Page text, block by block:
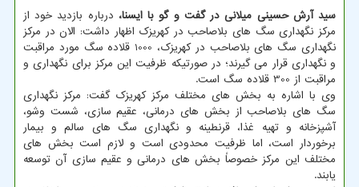
سید آرش حسینی میلانی در گفت و گو با ایسنا، درباره بازدید خود از
مرکز نگهداری سگ های بلاصاحب در کهریزک اظهار داشت: الان در مرکز
نگهداری سگ های بلاصاحب در کهریزک، 1000 قلاده سگ مورد مراقبت
و نگهداری قرار می گیرند؛ در صورتیکه ظرفیت این مرکز برای نگهداری و
مراقبت از 300 قلاده سگ است.
وی با اشاره به بخش های مختلف مرکز کهریزک گفت: مرکز نگهداری
سگ های بلاصاحب از بخش های درمانی، عقیم سازی، شست وشو،
آشپزخانه و تهیه غذا، قرنطینه و نگهداری سگ های سالم و بیمار
برخوردار است، اما ظرفیت محدودی است و لازم است بخش های
مختلف این مرکز خصوصاً بخش های درمانی و عقیم سازی آن توسعه
یابند.